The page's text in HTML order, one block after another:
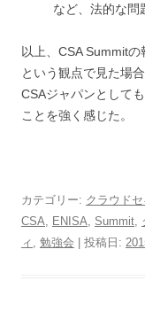
など、法的な問
以上、CSA Summit
という観点で見た場
CSAジャパンとして
ことを強く感じた。
カテゴリー: クラウド
CSA
ENISA Summit
ィ
勉強会 | 投稿日: